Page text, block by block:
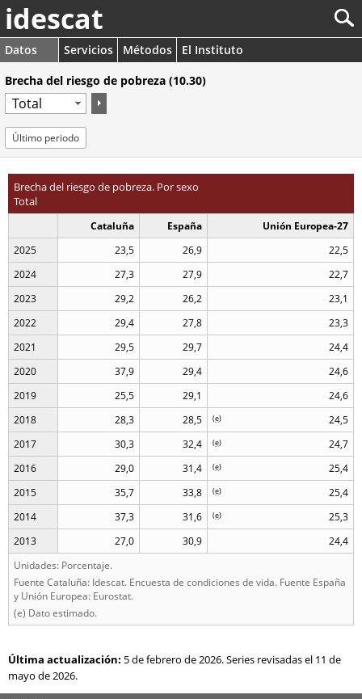
idescat
Datos Servicios Métodos
El Instituto
Brecha del riesgo de pobreza (10.30)
Último periodo
Brecha del riesgo de pobreza. Por sexo
Total
Cataluña España
Unión Europea-27
2025
23,5 26,9
22,5
2024
27,3 27,9
22,7
2023
29,2 26,2
23,1
2022
29,4 27,8
23,3
2021
29,5 29,7
24,4
2020
37,9 29,4
24,6
2019
25,5 29,1
24,6
2018
28,3 28,5 24,5
(e)
2017 30,3 32,4 24,7
(e)
2016 29,0 31,4 25,4
(e)
2015 35,7 33,8 25,4
(e)
2014 37,3 31,6 25,3
(e)
2013 27,0 30,9
24,4
Unidades: Porcentaje.
Fuente Cataluña: Idescat. Encuesta de condiciones de vida. Fuente España
y Unión Europea: Eurostat.
(e) Dato estimado.
Última actualización: 5 de febrero de 2026. Series revisadas el 11 de
mayo de 2026.